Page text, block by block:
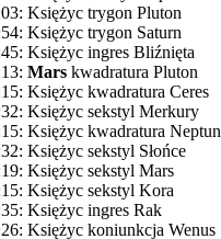
Księżyc trygon Pluton
Księżyc trygon Saturn
Księżyc ingres Bliźnięta
Mars kwadratura Pluton
Księżyc kwadratura Ceres
Księżyc sekstyl Merkury
Księżyc kwadratura Neptun
Księżyc sekstyl Słońce
Księżyc sekstyl Mars
Księżyc sekstyl Kora
Księżyc ingres Rak
Księżyc koniunkcja Wenus